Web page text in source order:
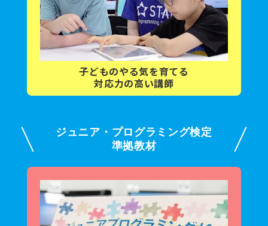
子どものやる気を育てる
対応力の高い講師
ジュニア・プログラミング検定
準拠教材